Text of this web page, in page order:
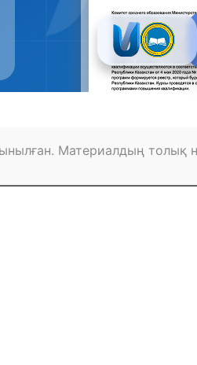
Материалдың толық